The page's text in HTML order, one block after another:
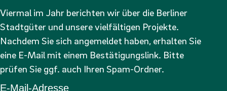
Viermal im Jahr berichten wir über die Berliner
Stadtgüter und unsere vielfältigen Projekte.
Nachdem Sie sich angemeldet haben, erhalten Sie
eine E-Mail mit einem Bestätigungslink. Bitte
prüfen Sie ggf. auch Ihren Spam-Ordner.